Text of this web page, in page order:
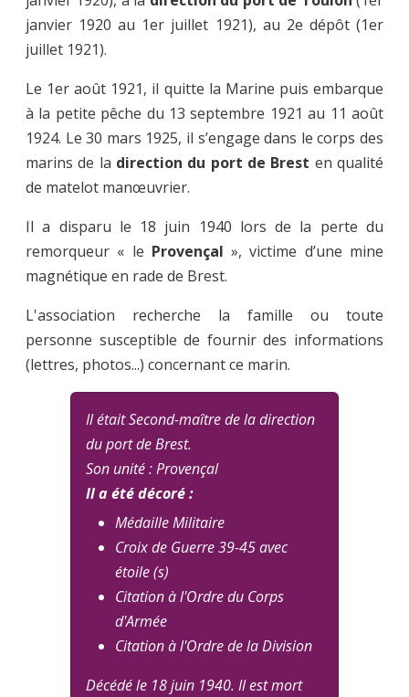
janvier 1920 au 1er juillet 1921), au 2e dépôt (1er
juillet 1921).
Le 1er août 1921, il quitte la Marine puis embarque
à la petite pêche du 13 septembre 1921 au 11 août
1924. Le 30 mars 1925, il s’engage dans le corps des
marins de la direction du port de Brest en qualité
de matelot manœuvrier.
Il a disparu le 18 juin 1940 lors de la perte du
remorqueur « le Provençal», victime d’une mine
magnétique en rade de Brest.
L'association recherche la famille ou toute
personne susceptible de fournir des informations
(lettres, photos...) concernant ce marin.
Il était Second-maître de la direction
du port de Brest.
Son unité : Provençal
Il a été décoré :
Médaille Militaire
Croix de Guerre 39-45 avec
étoile (s)
Citation à l'Ordre du Corps
d'Armée
Citation à l'Ordre de la Division
Décédé le 18 juin 1940. Il est mort